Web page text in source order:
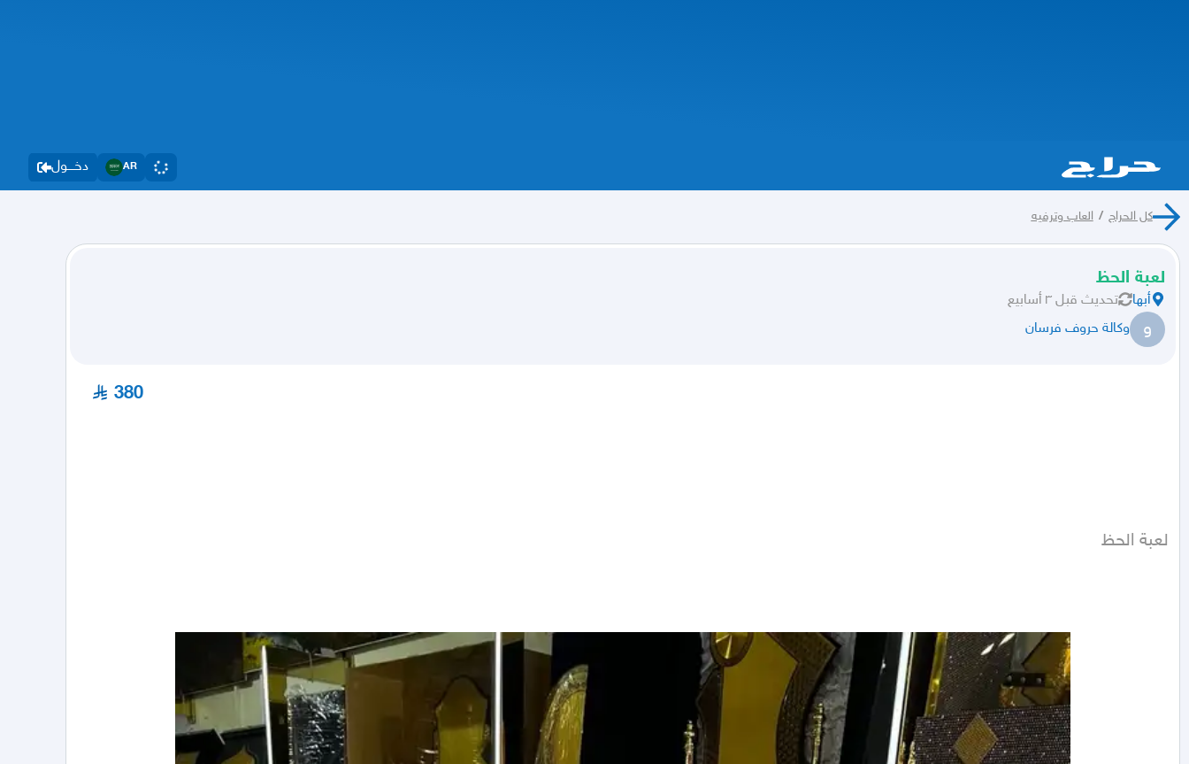
دخــــول AR
كل الحراج / العاب وترفيه
لعبة الحظ
أبها تحديث قبل ٣ أسابيع
و وكالة حروف فرسان
380
لعبة الحظ